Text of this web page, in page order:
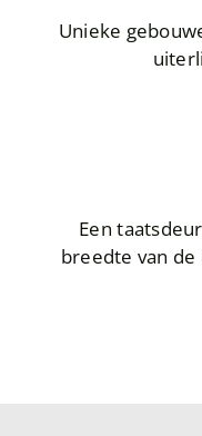
Unieke
Een
breedte van